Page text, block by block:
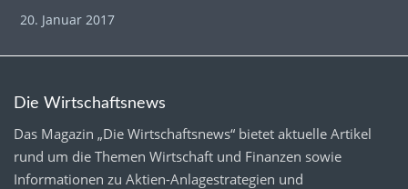
20. Januar 2017
Die Wirtschaftsnews
Das Magazin „Die Wirtschaftsnews“ bietet aktuelle Artikel
rund um die Themen Wirtschaft und Finanzen sowie
Informationen zu Aktien-Anlagestrategien und